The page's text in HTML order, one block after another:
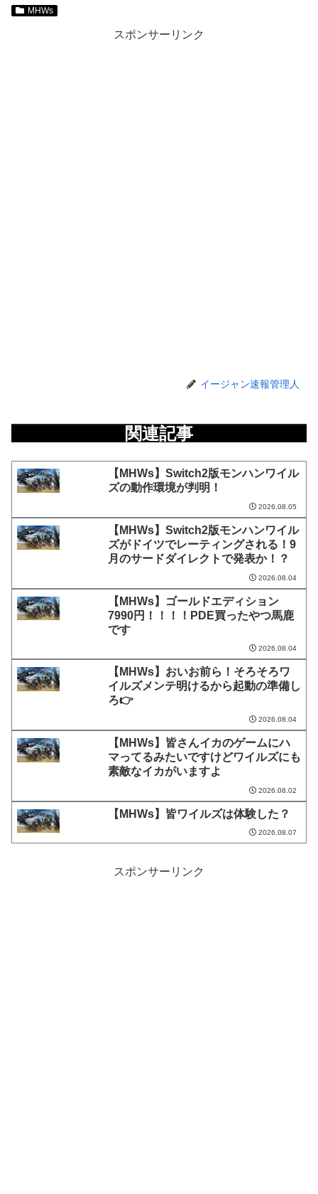
MHWs
スポンサーリンク
イージャン速報管理人
関連記事
【MHWs】Switch2版モンハンワイル
ズの動作環境が判明！
2026.08.05
【MHWs】Switch2版モンハンワイル
ズがドイツでレーティングされる！9
月のサードダイレクトで発表か！？
2026.08.04
【MHWs】ゴールドエディション
7990円！！！！PDE買ったやつ馬鹿
です
2026.08.04
【MHWs】おいお前ら！そろそろワ
イルズメンテ明けるから起動の準備し
ろ👉
2026.08.04
【MHWs】皆さんイカのゲームにハ
マってるみたいですけどワイルズにも
素敵なイカがいますよ
2026.08.02
【MHWs】皆ワイルズは体験した？
2026.08.07
スポンサーリンク